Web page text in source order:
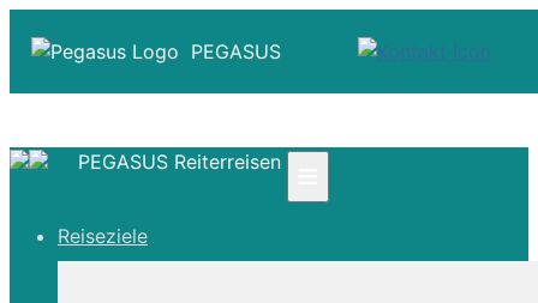
PEGASUS
☎ Deutschland 0800 - 505 18 01
PEGASUS Reiterreisen
Reiseziele